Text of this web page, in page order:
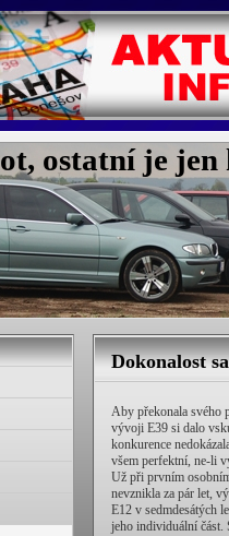
ostatní je jen
Dokonalost
Aby překonala svého
vývoji E39 si dalo
konkurence
všem perfektní, ne-li
Už při prvním
nevznikla za pár let,
E12 v sedmdesátých
jeho individuální část.